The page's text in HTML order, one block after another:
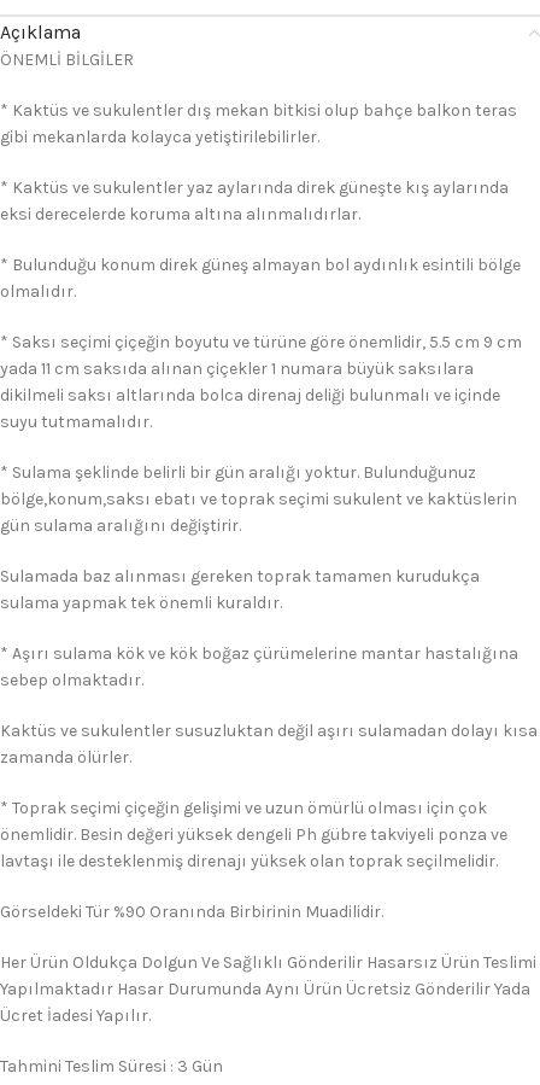
Açıklama
ÖNEMLİ BİLGİLER
* Kaktüs ve sukulentler dış mekan bitkisi olup bahçe balkon teras
gibi mekanlarda kolayca yetiştirilebilirler.
* Kaktüs ve sukulentler yaz aylarında direk güneşte kış aylarında
eksi derecelerde koruma altına alınmalıdırlar.
* Bulunduğu konum direk güneş almayan bol aydınlık esintili bölge
olmalıdır.
* Saksı seçimi çiçeğin boyutu ve türüne göre önemlidir, 5.5 cm 9 cm
yada 11 cm saksıda alınan çiçekler 1 numara büyük saksılara
dikilmeli saksı altlarında bolca direnaj deliği bulunmalı ve içinde
suyu tutmamalıdır.
* Sulama şeklinde belirli bir gün aralığı yoktur. Bulunduğunuz
bölge,konum,saksı ebatı ve toprak seçimi sukulent ve kaktüslerin
gün sulama aralığını değiştirir.
Sulamada baz alınması gereken toprak tamamen kurudukça
sulama yapmak tek önemli kuraldır.
* Aşırı sulama kök ve kök boğaz çürümelerine mantar hastalığına
sebep olmaktadır.
Kaktüs ve sukulentler susuzluktan değil aşırı sulamadan dolayı kısa
zamanda ölürler.
* Toprak seçimi çiçeğin gelişimi ve uzun ömürlü olması için çok
önemlidir. Besin değeri yüksek dengeli Ph gübre takviyeli ponza ve
lavtaşı ile desteklenmiş direnajı yüksek olan toprak seçilmelidir.
Görseldeki Tür %90 Oranında Birbirinin Muadilidir.
Her Ürün Oldukça Dolgun Ve Sağlıklı Gönderilir Hasarsız Ürün Teslimi
Yapılmaktadır Hasar Durumunda Aynı Ürün Ücretsiz Gönderilir Yada
Ücret İadesi Yapılır.
Tahmini Teslim Süresi : 3 Gün